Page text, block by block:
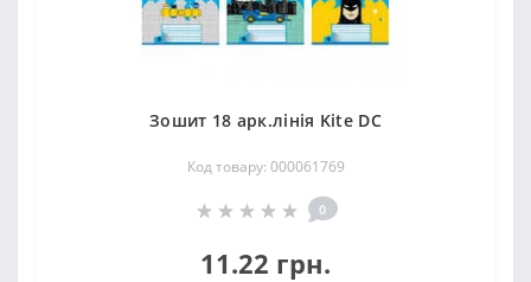
Зошит 18 арк.лінія Kite DC
Код товару: 000061769
0
11.22 грн.